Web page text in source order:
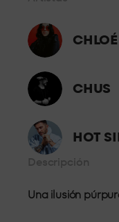
Una ilusión
CHUS
HOT
sonido y la mejor
STANDARD 4
En el centro de la
a pie de pista.
GRAN
OCUPACIÓN
El mejor espacio para
completamente